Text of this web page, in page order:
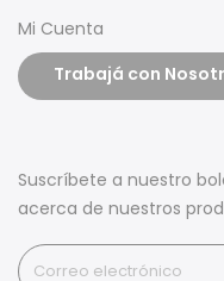
Mi Cuenta
Trabajá con
Suscríbete a nuestro
acerca de nuestros